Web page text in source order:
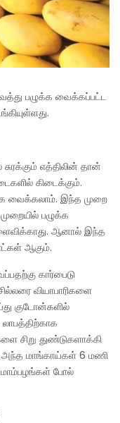
பழுக்க வைக்கப்பட்ட
எத்திலின் தான்
கிடைக்கும்.
வைக்கலாம். இந்த முறை
பழுக்க
ஆனால் இந்த
ஆகும்.
கார்பைடு
வியாபாரிகளை
குடோன்களில்
சிறு துண்டுகளாக்கி
அந்த மாங்காய்கள் 6 மணி
மாம்பழங்கள் போல்